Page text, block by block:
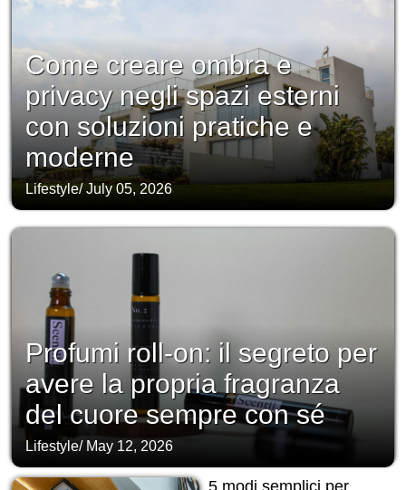
Come creare ombra e
privacy negli spazi esterni
con soluzioni pratiche e
moderne
Lifestyle/July 05, 2026
Profumi roll-on: il segreto per
avere la propria fragranza
del cuore sempre con sé
Lifestyle/ May 12, 2026